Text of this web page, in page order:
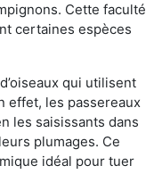
Cette faculté
certaines espèces
qui utilisent
effet, les passereaux
les saisissants dans
plumages. Ce
idéal pour tuer